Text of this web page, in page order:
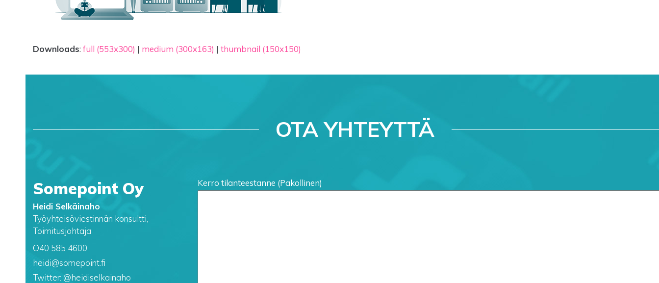
Downloads:full (553x300) | medium (300x163) |thumbnail (150x150)
OTA YHTEYTTÄ
Somepoint Oy
Heidi Selkäinaho
Työyhteisöviestinnän konsultti,
Toimitusjohtaja
O40 585 4600
heidi@somepoint.fi
Twitter: @heidiselkainaho
Kerro tilanteestanne (Pakollinen)